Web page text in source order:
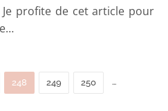
profite de cet article pour
248 249 250 …